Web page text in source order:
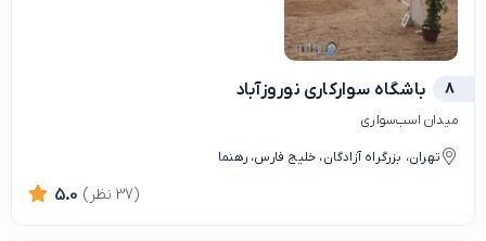
8 باشگاه سوارکاری نوروزآباد
میدان اسب‌سواری
تهران، بزرگراه آزادگان، خلیج فارس، رهنما
5.0 (37 نظر)